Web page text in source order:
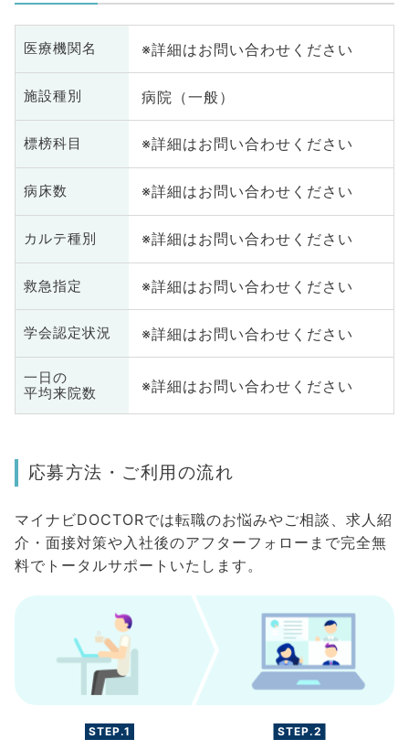
医療機関名 ※詳細はお問い合わせください
施設種別 病院（一般）
標榜科目 ※詳細はお問い合わせください
病床数 ※詳細はお問い合わせください
カルテ種別 ※詳細はお問い合わせください
救急指定 ※詳細はお問い合わせください
学会認定状況 ※詳細はお問い合わせください
一日の
平均来院数
※詳細はお問い合わせください
応募方法・ご利用の流れ
マイナビDOCTORでは転職のお悩みやご相談、求人紹
介・面接対策や入社後のアフターフォローまで完全無
料でトータルサポートいたします。
STEP.1 STEP.2